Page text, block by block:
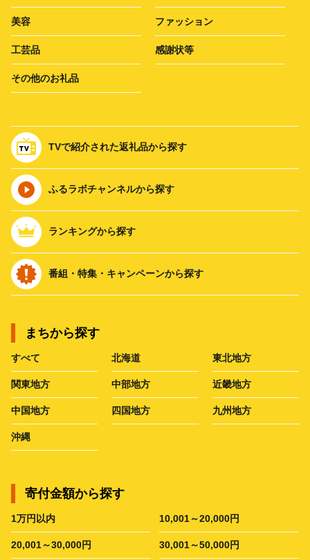
美容 ファッション
工芸品 感謝状等
その他のお礼品
TVで紹介された返礼品から探す
ふるラボチャンネルから探す
ランキングから探す
番組・特集・キャンペーンから探す
まちから探す
すべて 北海道 東北地方
関東地方 中部地方 近畿地方
中国地方 四国地方 九州地方
沖縄
寄付金額から探す
1万円以内 10,001～20,000円
20,001～30,000円 30,001～50,000円